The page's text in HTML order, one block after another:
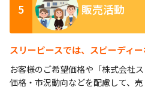
5 販売活動
スリーピースでは、スピーディー
お客様のご希望価格や「株式会社
価格・市況動向などを配慮して、売